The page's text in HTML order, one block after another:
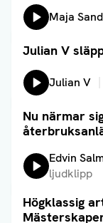
Lyssna
Maja
Julian V
Läs artikel
Lyssna på:
Julian V
Nu närmar
Läs artikel
Lyssna
Edvin
ljudklipp
Högklassig
Läs artikel